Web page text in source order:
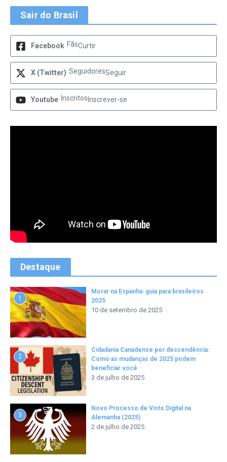
Sair do Brasil
Facebook FãsCurtir
X (Twitter) SeguidoresSeguir
Youtube Inscritos Inscrever-se
Destaque
1
Morar na Espanha: guia para brasileiros
2025
10 de setembro de 2025
2
Cidadania Canadense por descendência:
Como as mudanças de 2025 podem
beneficiar você
3 de julho de 2025
3
Novo Processo de Visto Digital na
Alemanha (2025)
2 de julho de 2025